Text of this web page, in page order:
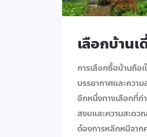
เลือกบ้าน
การเลือกซื้อบ้านถือ
บรรยากาศและควา
อีกหนึ่งทางเลือกที่ก
สงบและความสะดว
ต้องการหลีกหนีจาก